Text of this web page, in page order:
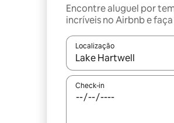
Encontre aluguel por
incríveis no Airbnb e faça
Localização
Quando os resultados
Check-in